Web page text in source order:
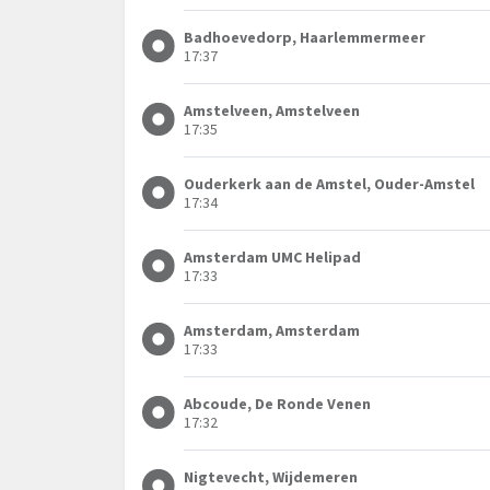
Badhoevedorp, Haarlemmermeer
17:37
Amstelveen, Amstelveen
17:35
Ouderkerk aan de Amstel, Ouder-Amstel
17:34
Amsterdam UMC Helipad
17:33
Amsterdam, Amsterdam
17:33
Abcoude, De Ronde Venen
17:32
Nigtevecht, Wijdemeren